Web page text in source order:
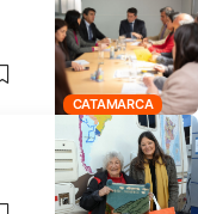
CATAMARCA